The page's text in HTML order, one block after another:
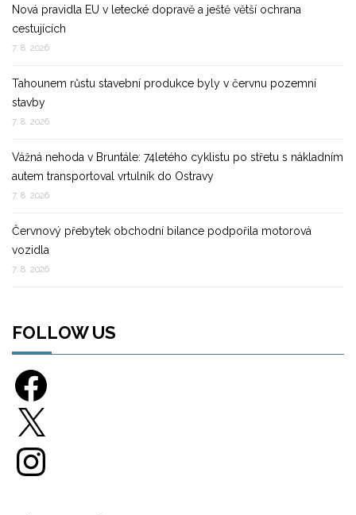
Nová pravidla EU v letecké dopravě a ještě větší ochrana
cestujících
7. 8. 2026
Tahounem růstu stavební produkce byly v červnu pozemní
stavby
7. 8. 2026
Vážná nehoda v Bruntále: 74letého cyklistu po střetu s nákladním
autem transportoval vrtulník do Ostravy
7. 8. 2026
Červnový přebytek obchodní bilance podpořila motorová
vozidla
7. 8. 2026
FOLLOW US
Facebook
Instagram